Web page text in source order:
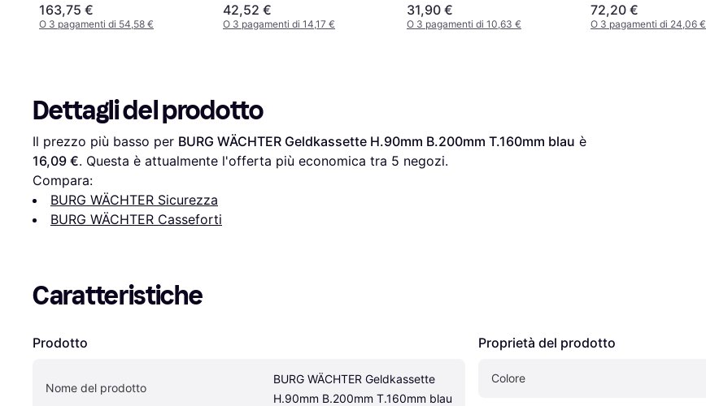
163,75 €
O 3 pagamenti di 54,58 €
42,52 €
O 3 pagamenti di 14,17 €
31,90 €
O 3 pagamenti di 10,63 €
72,20 €
O 3 pagamenti di 24,06 €
Dettagli del prodotto
Il prezzo più basso per BURG WÄCHTER Geldkassette H.90mm B.200mm T.160mm blau
16,09 €. Questa è attualmente l'offerta più economica tra 5 negozi.
Compara:
BURG WÄCHTER Sicurezza
BURG WÄCHTER Casseforti
Caratteristiche
Prodotto
Nome del prodotto
BURG WÄCHTER Geldkassette
H.90mm B.200mm T.160mm blau
Proprietà del prodotto
Colore